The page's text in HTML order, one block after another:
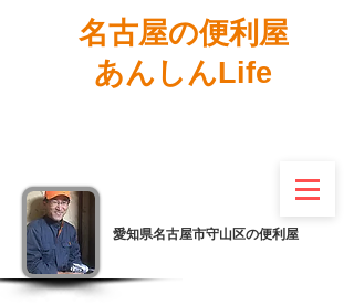
名古屋の便利屋
あんしんLife
愛知県名古屋市守山区の便利屋